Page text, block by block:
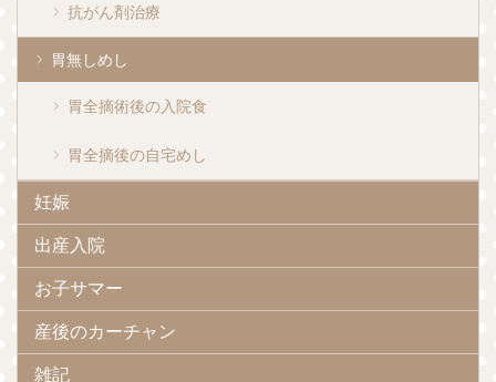
抗がん剤治療
胃無しめし
胃全摘術後の入院食
胃全摘後の自宅めし
妊娠
出産入院
お子サマー
産後のカーチャン
雑記